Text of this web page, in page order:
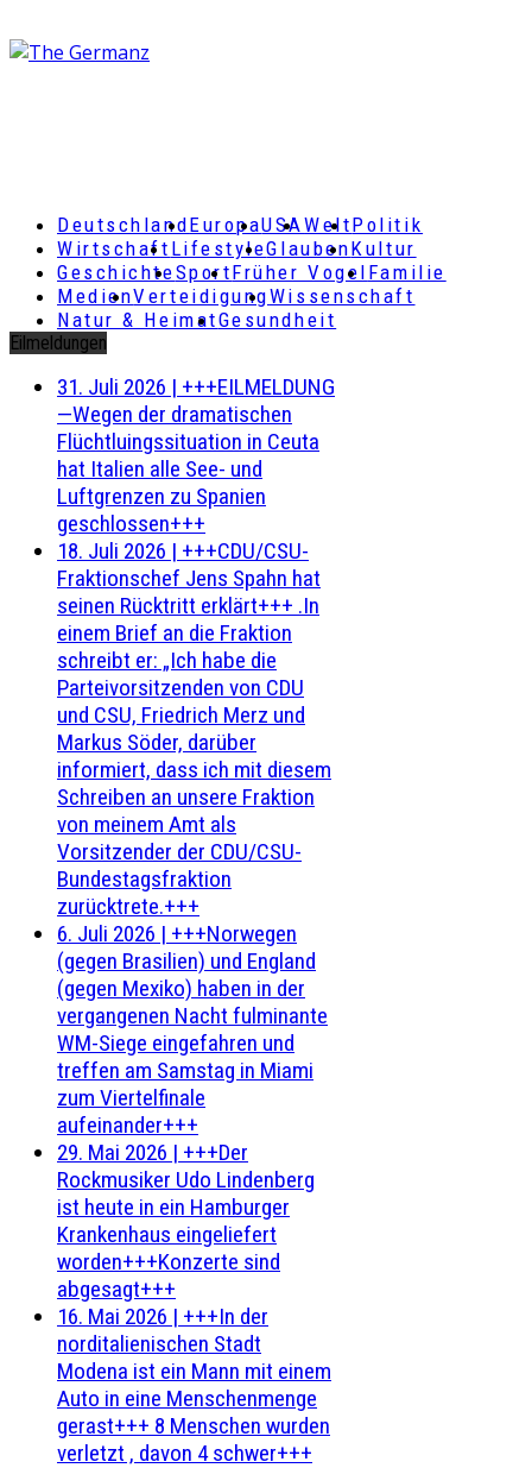
DeutschlandEuropaUSAWeltPolitik
Wirtschaft LifestyleGlaubenKultur
GeschichteSportFrüher Vogel Familie
MedienVerteidigungWissenschaft
Natur & HeimatGesundheit
Eilmeldungen
31. Juli 2026 | +++EILMELDUNG
—Wegen der dramatischen
Flüchtluingssituation in Ceuta
hat Italien alle See- und
Luftgrenzen zu Spanien
geschlossen+++
18. Juli 2026 | +++CDU/CSU-
Fraktionschef Jens Spahn hat
seinen Rücktritt erklärt+++ .In
einem Brief an die Fraktion
schreibt er: „Ich habe die
Parteivorsitzenden von CDU
und CSU, Friedrich Merz und
Markus Söder, darüber
informiert, dass ich mit diesem
Schreiben an unsere Fraktion
von meinem Amt als
Vorsitzender der CDU/CSU-
Bundestagsfraktion
zurücktrete.+++
6. Juli 2026 | +++Norwegen
(gegen Brasilien) und England
(gegen Mexiko) haben in der
vergangenen Nacht fulminante
WM-Siege eingefahren und
treffen am Samstag in Miami
zum Viertelfinale
aufeinander+++
29. Mai 2026 | +++Der
Rockmusiker Udo Lindenberg
ist heute in ein Hamburger
Krankenhaus eingeliefert
worden+++Konzerte sind
abgesagt+++
16. Mai 2026 | +++In der
norditalienischen Stadt
Modena ist ein Mann mit einem
Auto in eine Menschenmenge
gerast+++ 8 Menschen wurden
verletzt , davon 4 schwer+++